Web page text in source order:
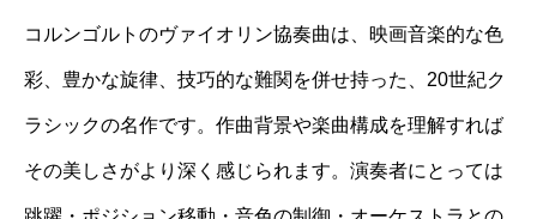
コルンゴルトのヴァイオリン協奏曲は、映画音楽的な色
彩、豊かな旋律、技巧的な難関を併せ持った、20世紀ク
ラシックの名作です。作曲背景や楽曲構成を理解すれば
その美しさがより深く感じられます。演奏者にとっては